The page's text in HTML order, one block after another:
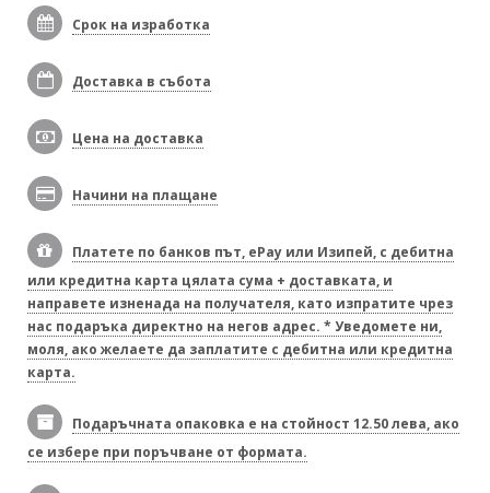
Срок на изработка
Доставка в събота
Цена на доставка
Начини на плащане
Платете по банков път, ePay или Изипей, с дебитна
или кредитна карта цялата сума + доставката, и
направете изненада на получателя, като изпратите чрез
нас подаръка директно на негов адрес. * Уведомете ни,
моля, ако желаете да заплатите с дебитна или кредитна
карта.
Подаръчната опаковка е на стойност 12.50 лева, ако
се избере при поръчване от формата.